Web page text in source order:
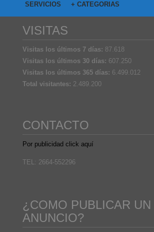
SERVICIOS + CATEGORIAS
VISITAS
Visitas los últimos 7 días: 87.618
Visitas los últimos 30 días: 607.250
Visitas los últimos 365 días: 6.499.012
Total visitantes: 2.489.200
CONTACTO
Por publicidad click aquí
TEL: 2664-552296
¿COMO PUBLICAR UN
ANUNCIO?